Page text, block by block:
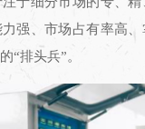
强、市场占有率高
“排头兵”。